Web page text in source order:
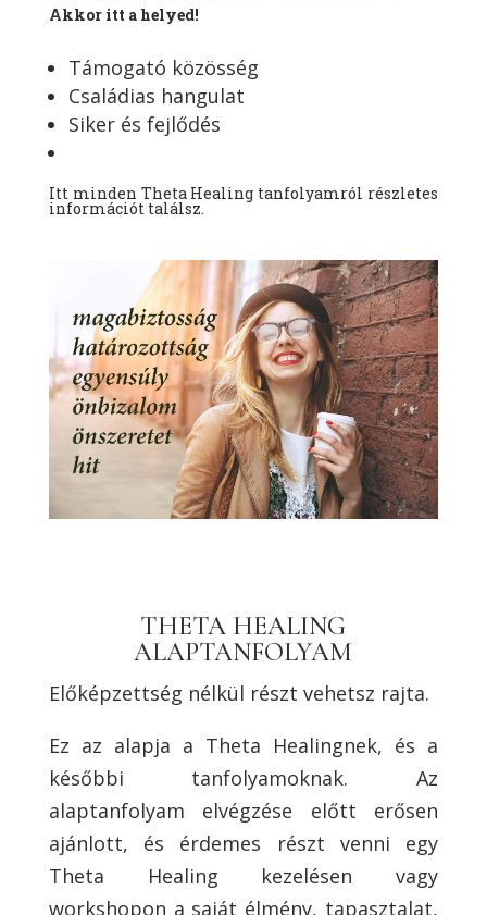
Akkor itt a helyed!
Támogató közösség
Családias hangulat
Siker és fejlődés
Itt minden Theta Healing tanfolyamról részletes
információt találsz.
THETA HEALING
ALAPTANFOLYAM
Előképzettség nélkül részt vehetsz rajta.
Ez az alapja a Theta Healingnek, és a
későbbi tanfolyamoknak. Az
alaptanfolyam elvégzése előtt erősen
ajánlott, és érdemes részt venni egy
Theta Healing kezelésen vagy
workshopon a saját élmény, tapasztalat,